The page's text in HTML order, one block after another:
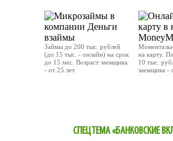
Займы до 200 тыс. рублей
(до 15 тыс. - онлайн) на срок
до 15 мес. Возраст заемщика
- от 25 лет.
на карту.
10 тыс.
заемщика -
СПЕЦТЕМА «БАНКОВСКИЕ